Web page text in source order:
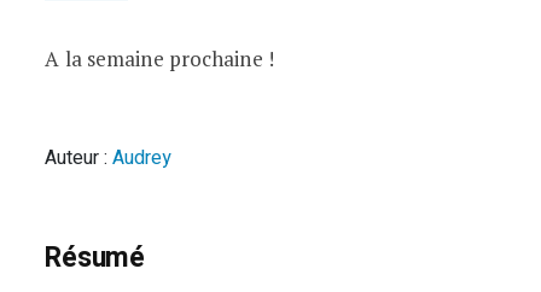
A la semaine prochaine !
Auteur :Audrey
Résumé